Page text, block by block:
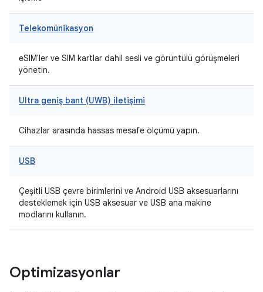
Telekomünikasyon
eSIM'ler ve SIM kartlar dahil sesli ve görüntülü görüşmeleri
yönetin.
Ultra geniş bant (UWB) iletişimi
Cihazlar arasında hassas mesafe ölçümü yapın.
USB
Çeşitli USB çevre birimlerini ve Android USB aksesuarlarını
desteklemek için USB aksesuar ve USB ana makine
modlarını kullanın.
Optimizasyonlar